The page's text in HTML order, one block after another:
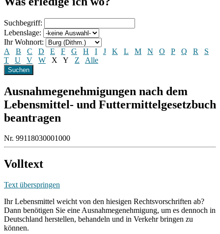
Suchbegriff:
Lebenslage:
Ihr Wohnort:
A
B C D E F G H I J K L M N O P Q R
S
T
U V W X Y Z Alle
Ausnahmegenehmigungen nach dem
Lebensmittel- und Futtermittelgesetzbuch
beantragen
Nr. 99118030001000
Volltext
Text überspringen
Ihr Lebensmittel weicht von den hiesigen Rechtsvorschriften ab?
Dann benötigen Sie eine Ausnahmegenehmigung, um es dennoch in
Deutschland herstellen, behandeln und in Verkehr bringen zu
können.